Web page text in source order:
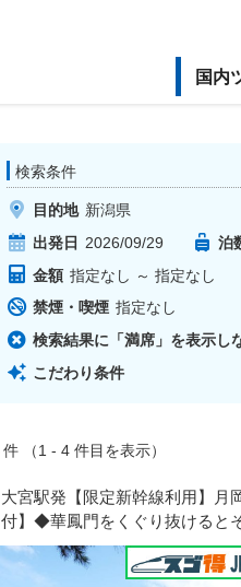
国内
検索条件
目的地 新潟県
出発日
2026/09/29 泊
金額 指定なし ～ 指定なし
禁煙・喫煙 指定なし
検索結果に「満席」を表示し
こだわり条件
件 （1 - 4 件目を表示）
大宮駅発【限定新幹線利用】
付】◆華鳳門をくぐり抜けると